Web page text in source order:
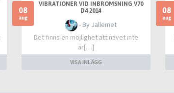
08
aug
VIBRATIONER VID INBROMSNING V70
D4 2014
- By Jallemet
Det finns en möjlighet att navet inte
är[…]
VISA INLÄGG
08
aug